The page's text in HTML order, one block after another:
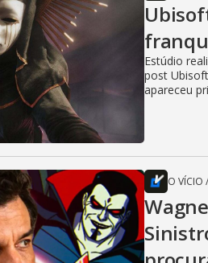
Estúdio
post
apareceu
O VÍCIO /